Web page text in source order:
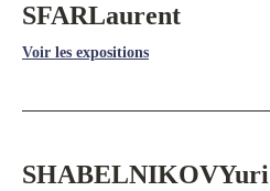
SFARLaurent
Voir les expositions
SHABELNIKOVYuri